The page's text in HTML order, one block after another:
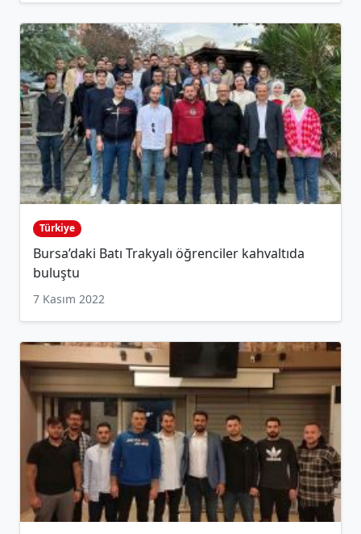
Türkiye
Bursa’daki Batı Trakyalı öğrenciler kahvaltıda
buluştu
7 Kasım 2022